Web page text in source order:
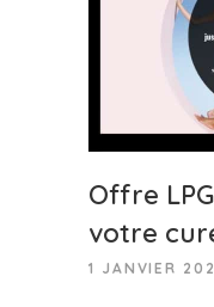
Offre
votre
1 JANVIER